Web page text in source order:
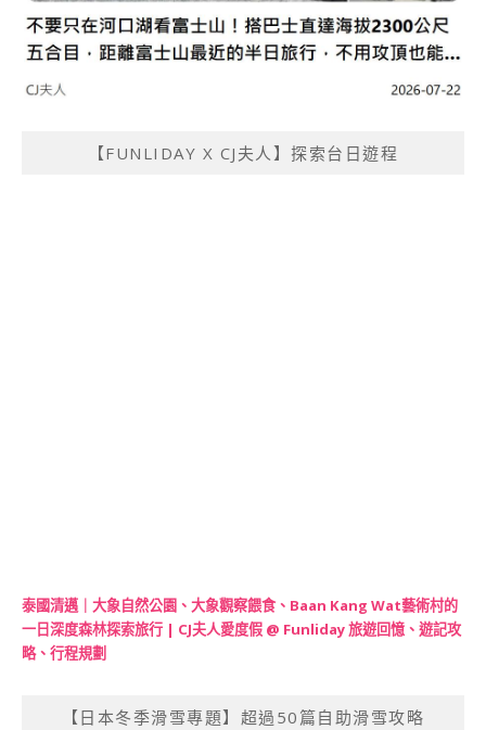
【FUNLIDAY X CJ夫人】探索台日遊程
泰國清邁｜大象自然公園、大象觀察餵食、Baan Kang Wat藝術村的
一日深度森林探索旅行 | CJ夫人愛度假 @ Funliday 旅遊回憶、遊記攻
略、行程規劃
【日本冬季滑雪專題】超過50篇自助滑雪攻略